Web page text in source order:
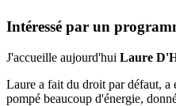
Intéressé par un
J'accueille aujourd'hui Laure
Laure a fait du droit par défaut, a
pompé beaucoup d'énergie,